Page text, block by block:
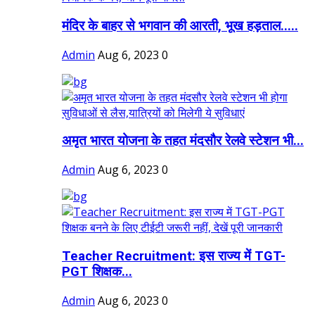
मंदिर के बाहर से भगवान की आरती, भूख हड़ताल.....
Admin Aug 6, 2023 0
अमृत भारत योजना के तहत मंदसौर रेलवे स्टेशन भी...
Admin Aug 6, 2023 0
Teacher Recruitment: इस राज्य में TGT-
PGT शिक्षक...
Admin Aug 6, 2023 0